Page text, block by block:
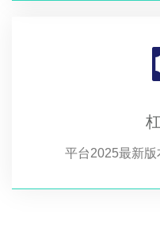
平台2025最新